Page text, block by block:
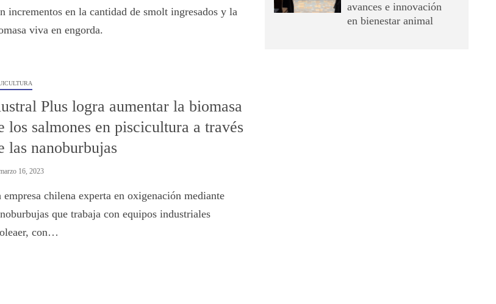
incrementos en la cantidad de smolt ingresados y la
viva en engorda.
Plus logra aumentar la biomasa
los salmones en piscicultura a través
las nanoburbujas
16, 2023
empresa chilena experta en oxigenación mediante
que trabaja con equipos industriales
con…
avances e innovación
en bienestar animal